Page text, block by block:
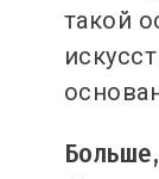
такой